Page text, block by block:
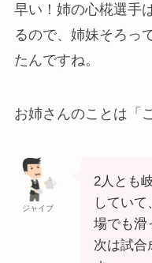
早い！姉の心椛選手
るので、姉妹そろっ
たんですね。
お姉さんのことは「
ジャイブ
2人とも
してい
場でも滑
次は試合